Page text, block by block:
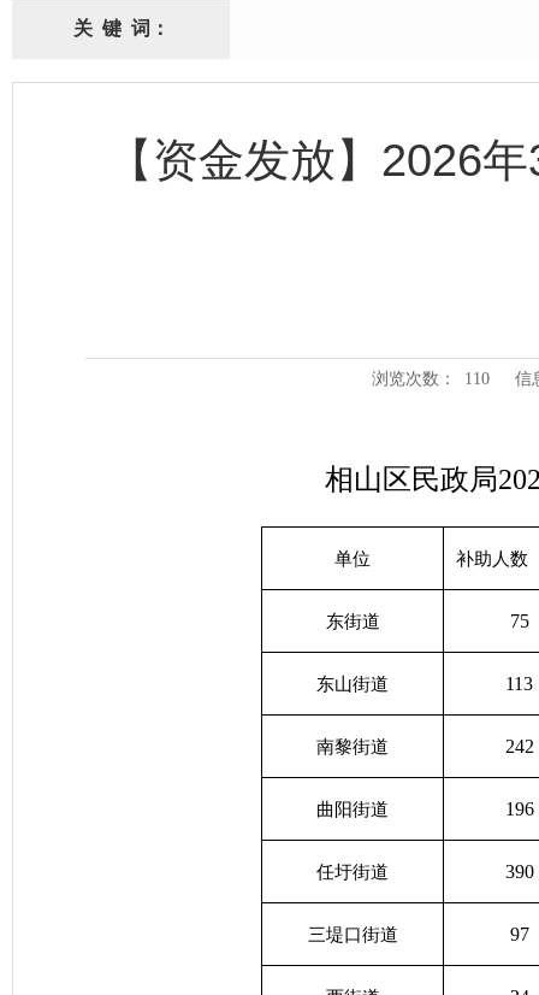
关 键 词：
【资金发放】2026
浏览次数： 110 信
相山区民政局
单位 补助人数
东街道 75
东山街道 113
南黎街道 242
曲阳街道 196
任圩街道 390
三堤口街道 97